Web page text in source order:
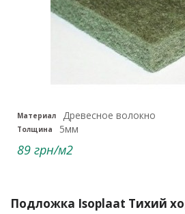
Материал Древесное волокно
Толщина 5мм
89 грн/м2
Подложка Isoplaat Тихий